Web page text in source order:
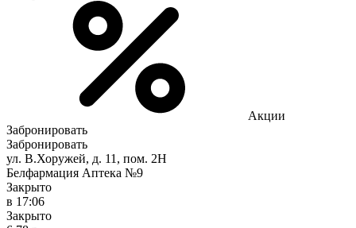
Акции
Забронировать
Забронировать
ул. В.Хоружей, д. 11, пом. 2Н
Белфармация Аптека №9
Закрыто
в 17:06
Закрыто